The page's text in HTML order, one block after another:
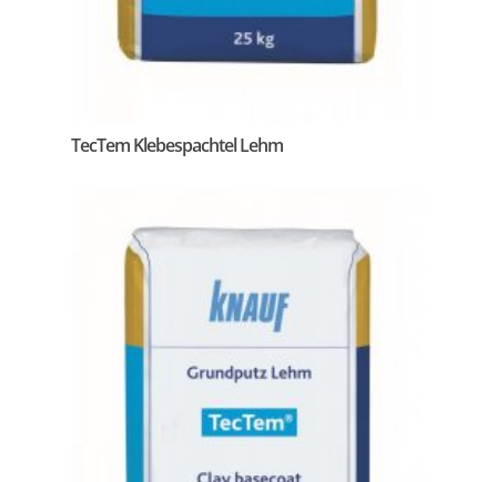
TecTem Klebespachtel Lehm